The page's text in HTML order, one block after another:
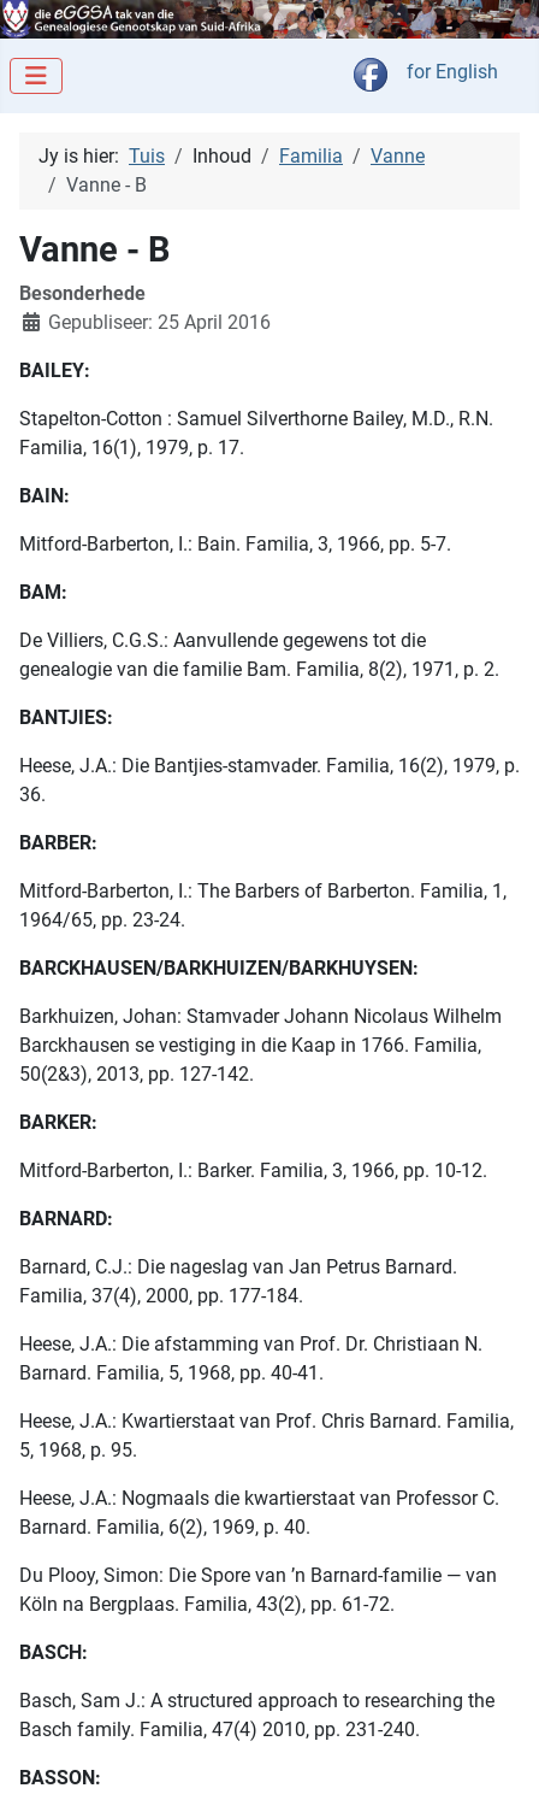
Kies jou taal
for English
Jy is hier: Tuis Inhoud Familia
Vanne
Vanne - B
Vanne - B
Besonderhede
Gepubliseer: 25 April 2016
BAILEY:
Stapelton-Cotton : Samuel Silverthorne Bailey, M.D., R.N.
Familia, 16(1), 1979, p. 17.
BAIN:
Mitford-Barberton, I.: Bain. Familia, 3, 1966, pp. 5-7.
BAM:
De Villiers, C.G.S.: Aanvullende gegewens tot die
genealogie van die familie Bam. Familia, 8(2), 1971, p. 2.
BANTJIES:
Heese, J.A.: Die Bantjies-stamvader. Familia, 16(2), 1979, p.
36.
BARBER:
Mitford-Barberton, I.: The Barbers of Barberton. Familia, 1,
1964/65, pp. 23-24.
BARCKHAUSEN/BARKHUIZEN/BARKHUYSEN:
Barkhuizen, Johan: Stamvader Johann Nicolaus Wilhelm
Barckhausen se vestiging in die Kaap in 1766. Familia,
50(2&3), 2013, pp. 127-142.
BARKER:
Mitford-Barberton, I.: Barker. Familia, 3, 1966, pp. 10-12.
BARNARD:
Barnard, C.J.: Die nageslag van Jan Petrus Barnard.
Familia, 37(4), 2000, pp. 177-184.
Heese, J.A.: Die afstamming van Prof. Dr. Christiaan N.
Barnard. Familia, 5, 1968, pp. 40-41.
Heese, J.A.: Kwartierstaat van Prof. Chris Barnard. Familia,
5, 1968, p. 95.
Heese, J.A.: Nogmaals die kwartierstaat van Professor C.
Barnard. Familia, 6(2), 1969, p. 40.
Du Plooy, Simon: Die Spore van ’n Barnard-familie — van
Köln na Bergplaas. Familia, 43(2), pp. 61-72.
BASCH:
Basch, Sam J.: A structured approach to researching the
Basch family. Familia, 47(4) 2010, pp. 231-240.
BASSON: